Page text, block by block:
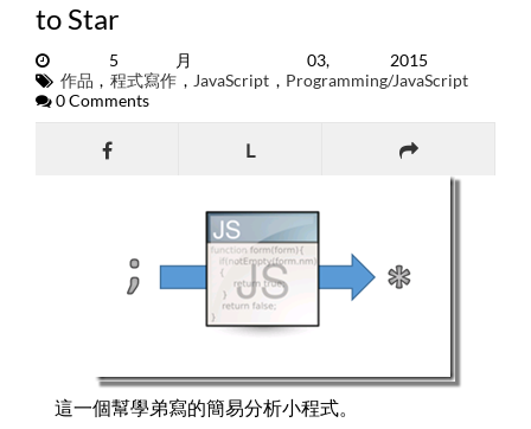
to Star
5月 03, 2015
作品 , 程式寫作, JavaScript , Programming/JavaScript
0 Comments
L
這一個幫學弟寫的簡易分析小程式。